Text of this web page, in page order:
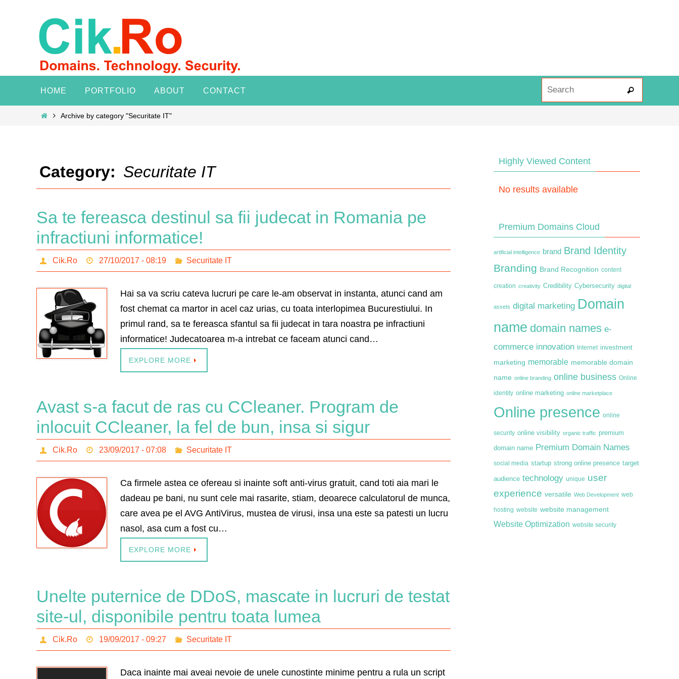
content
HOME PORTFOLIO ABOUT CONTACT Search
HomeArchive by category "Securitate IT"
Category: Securitate IT
Sa te fereasca destinul sa fii judecat in Romania pe
infractiuni informatice!
Cik.Ro 27/10/2017 - 08:19 Securitate IT
Hai sa va scriu cateva lucruri pe care le-am observat in instanta, atunci cand am
fost chemat ca martor in acel caz urias, cu toata interlopimea Bucurestiului. In
primul rand, sa te fereasca sfantul sa fii judecat in tara noastra pe infractiuni
informatice! Judecatoarea m-a intrebat ce faceam atunci cand…
EXPLORE MORE
Avast s-a facut de ras cu CCleaner. Program de
inlocuit CCleaner, la fel de bun, insa si sigur
Cik.Ro 23/09/2017 - 07:08 Securitate IT
Ca firmele astea ce ofereau si inainte soft anti-virus gratuit, cand toti aia mari le
dadeau pe bani, nu sunt cele mai rasarite, stiam, deoarece calculatorul de munca,
care avea pe el AVG AntiVirus, mustea de virusi, insa una este sa patesti un lucru
nasol, asa cum a fost cu…
EXPLORE MORE
Unelte puternice de DDoS, mascate in lucruri de testat
site-ul, disponibile pentru toata lumea
Cik.Ro 19/09/2017 - 09:27 Securitate IT
Daca inainte mai aveai nevoie de unele cunostinte minime pentru a rula un script
Highly Viewed Content
No results available
Premium Domains Cloud
artificial intelligence brand Brand Identity
Branding Brand Recognition content
creation creativity Credibility Cybersecurity digital
assets digital marketing Domain
name domain names e-
commerce innovation Internet investment
marketing memorable memorable domain
name online branding online business Online
identity online marketing online marketplace
Online presence online
security online visibility organic traffic premium
domain name Premium Domain Names
social media startup strong online presence target
audience technology unique user
experience versatile Web Development web
hosting website website management
Website Optimization website security